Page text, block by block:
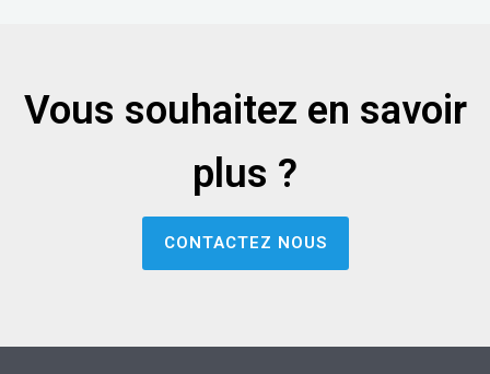
Vous souhaitez en savoir
plus ?
CONTACTEZ NOUS